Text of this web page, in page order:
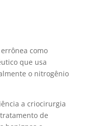
como
que usa
o nitrogênio
a criocirurgia
de